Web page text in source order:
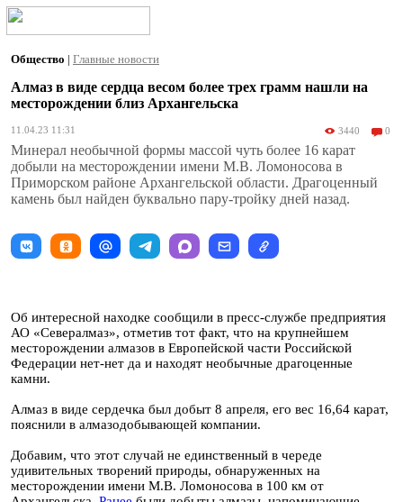
Общество | Главные новости
Алмаз в виде сердца весом более трех грамм нашли на
месторождении близ Архангельска
11.04.23 11:31 3440 0
Минерал необычной формы массой чуть более 16 карат
добыли на месторождении имени М.В. Ломоносова в
Приморском районе Архангельской области. Драгоценный
камень был найден буквально пару-тройку дней назад.
Об интересной находке сообщили в пресс-службе предприятия
АО «Севералмаз», отметив тот факт, что на крупнейшем
месторождении алмазов в Европейской части Российской
Федерации нет-нет да и находят необычные драгоценные
камни.
Алмаз в виде сердечка был добыт 8 апреля, его вес 16,64 карат,
пояснили в алмазодобывающей компании.
Добавим, что этот случай не единственный в череде
удивительных творений природы, обнаруженных на
месторождении имени М.В. Ломоносова в 100 км от